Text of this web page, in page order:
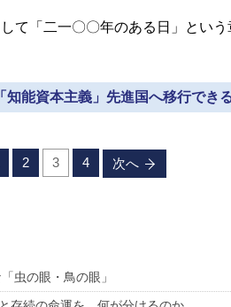
て「二一〇〇年のある日」という
能資本主義」先進国へ移行でき
2 3 4 次へ
虫の眼・鳥の眼」